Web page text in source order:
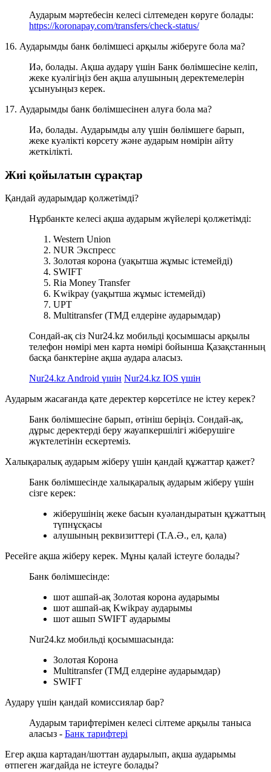
Аударым мәртебесін келесі сілтемеден көруге болады:
https://koronapay.com/transfers/check-status/
16. Аударымды банк бөлімшесі арқылы жіберуге бола ма?
Иә, болады. Ақша аудару үшін Банк бөлімшесіне келіп,
жеке куәлігіңіз бен ақша алушының деректемелерін
ұсынуыңыз керек.
17. Аударымды банк бөлімшесінен алуға бола ма?
Иә, болады. Аударымды алу үшін бөлімшеге барып,
жеке куәлікті көрсету және аударым нөмірін айту
жеткілікті.
Жиі қойылатын сұрақтар
Қандай аударымдар қолжетімді?
Нұрбанкте келесі ақша аударым жүйелері қолжетімді:
Western Union
NUR Экспресс
Золотая корона (уақытша жұмыс істемейді)
SWIFT
Ria Money Transfer
Kwikpay (уақытша жұмыс істемейді)
UPT
Multitransfer (ТМД елдеріне аударымдар)
Сондай-ақ сіз Nur24.kz мобильді қосымшасы арқылы
телефон нөмірі мен карта нөмірі бойынша Қазақстанның
басқа банктеріне ақша аудара аласыз.
Nur24.kz Android үшін Nur24.kz IOS үшін
Аударым жасағанда қате деректер көрсетілсе не істеу керек?
Банк бөлімшесіне барып, өтініш беріңіз. Сондай-ақ,
дұрыс деректерді беру жауапкершілігі жіберушіге
жүктелетінін ескертеміз.
Халықаралық аударым жіберу үшін қандай құжаттар қажет?
Банк бөлімшесінде халықаралық аударым жіберу үшін
сізге керек:
жіберушінің жеке басын куәландыратын құжаттың
түпнұсқасы
алушының реквизиттері (Т.А.Ә., ел, қала)
Ресейге ақша жіберу керек. Мұны қалай істеуге болады?
Банк бөлімшесінде:
шот ашпай-ақ Золотая корона аударымы
шот ашпай-ақ Kwikpay аударымы
шот ашып SWIFT аударымы
Nur24.kz мобильді қосымшасында:
Золотая Корона
Multitransfer (ТМД елдеріне аударымдар)
SWIFT
Аудару үшін қандай комиссиялар бар?
Аударым тарифтерімен келесі сілтеме арқылы таныса
аласыз - Банк тарифтері
Егер ақша картадан/шоттан аударылып, ақша аударымы
өтпеген жағдайда не істеуге болады?